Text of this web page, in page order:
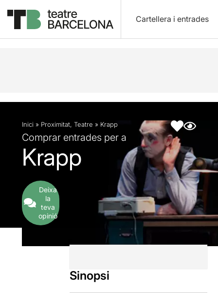
Cartellera i entrades
Descripció Fitxa artística
Inici » Proximitat, Teatre » Krapp
Comprar entrades per a
Krapp
Deixa
la
teva
opinió
Sinopsi